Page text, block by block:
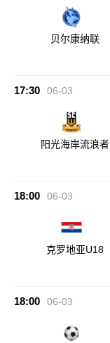
贝尔康纳联
17:30 06-03
阳光海岸流浪者
18:00 06-03
克罗地亚U18
18:00 06-03